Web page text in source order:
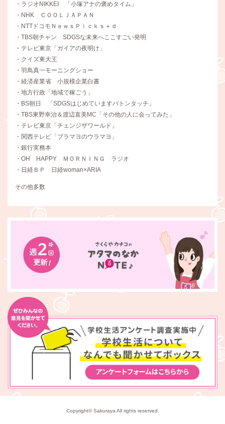
・ラジオNIKKEI 「小塚アナの褒めタイム」
・NHK ＣＯＯＬＪＡＰＡＮ
・NTTドコモＮｅｗｓＰｉｃｋｓ＋ｄ
・TBS朝チャン SDGSな未来へここすごい発明
・テレビ東京「ガイアの夜明け」
・クイズ東大王
・羽鳥真一モーニングショー
・経済産業省 小規模企業白書
・地方行政「地域で稼ごう」
・BS朝日 「SDGSはじめていますバトンタッチ」
・TBS東野幸治＆渡辺直美MC「その他の人に会ってみた」
・テレビ東京「チェンジザワールド」
・関西テレビ「ブラマヨのウラマヨ」
・銀行実務本
・OH HAPPY ＭＯＲＮＩＮＧ ラジオ
・日経ＢＰ 日経woman×ARIA
その他多数
Copyright© Sakuraya All rights reserved.